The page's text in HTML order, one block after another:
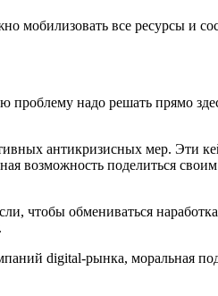
мобилизовать все ресурсы и
надо решать прямо
антикризисных мер. Эти
возможность поделиться
чтобы обмениваться
digital-рынка, моральная